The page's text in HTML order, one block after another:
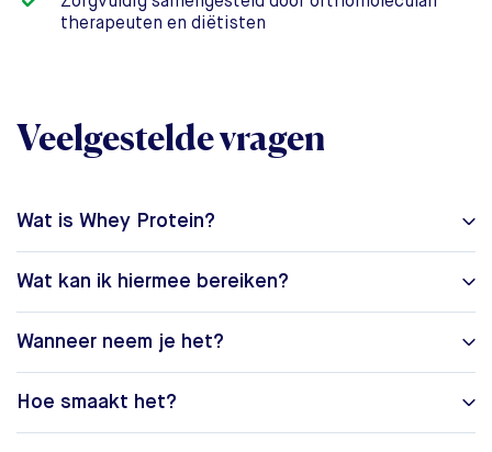
therapeuten en diëtisten
Veelgestelde vragen
Wat is Whey Protein?
Wat kan ik hiermee bereiken?
Wanneer neem je het?
Hoe smaakt het?